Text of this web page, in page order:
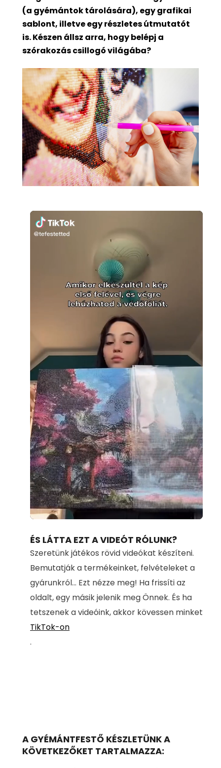
(a gyémántok tárolására), egy grafikai
sablont, illetve egy részletes útmutatót
is. Készen állsz arra, hogy belépj a
szórakozás csillogó világába?
Unmute
100.00%
ÉS LÁTTA EZT A VIDEÓT RÓLUNK?
Szeretünk játékos rövid videókat készíteni.
Bemutatják a termékeinket, felvételeket a
gyárunkról... Ezt nézze meg! Ha frissíti az
oldalt, egy másik jelenik meg Önnek. És ha
tetszenek a videóink, akkor kövessen minket
TikTok-on
.
A GYÉMÁNTFESTŐ KÉSZLETÜNK A
KÖVETKEZŐKET TARTALMAZZA: